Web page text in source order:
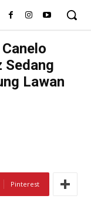
Sedang
Lawan
Pinterest